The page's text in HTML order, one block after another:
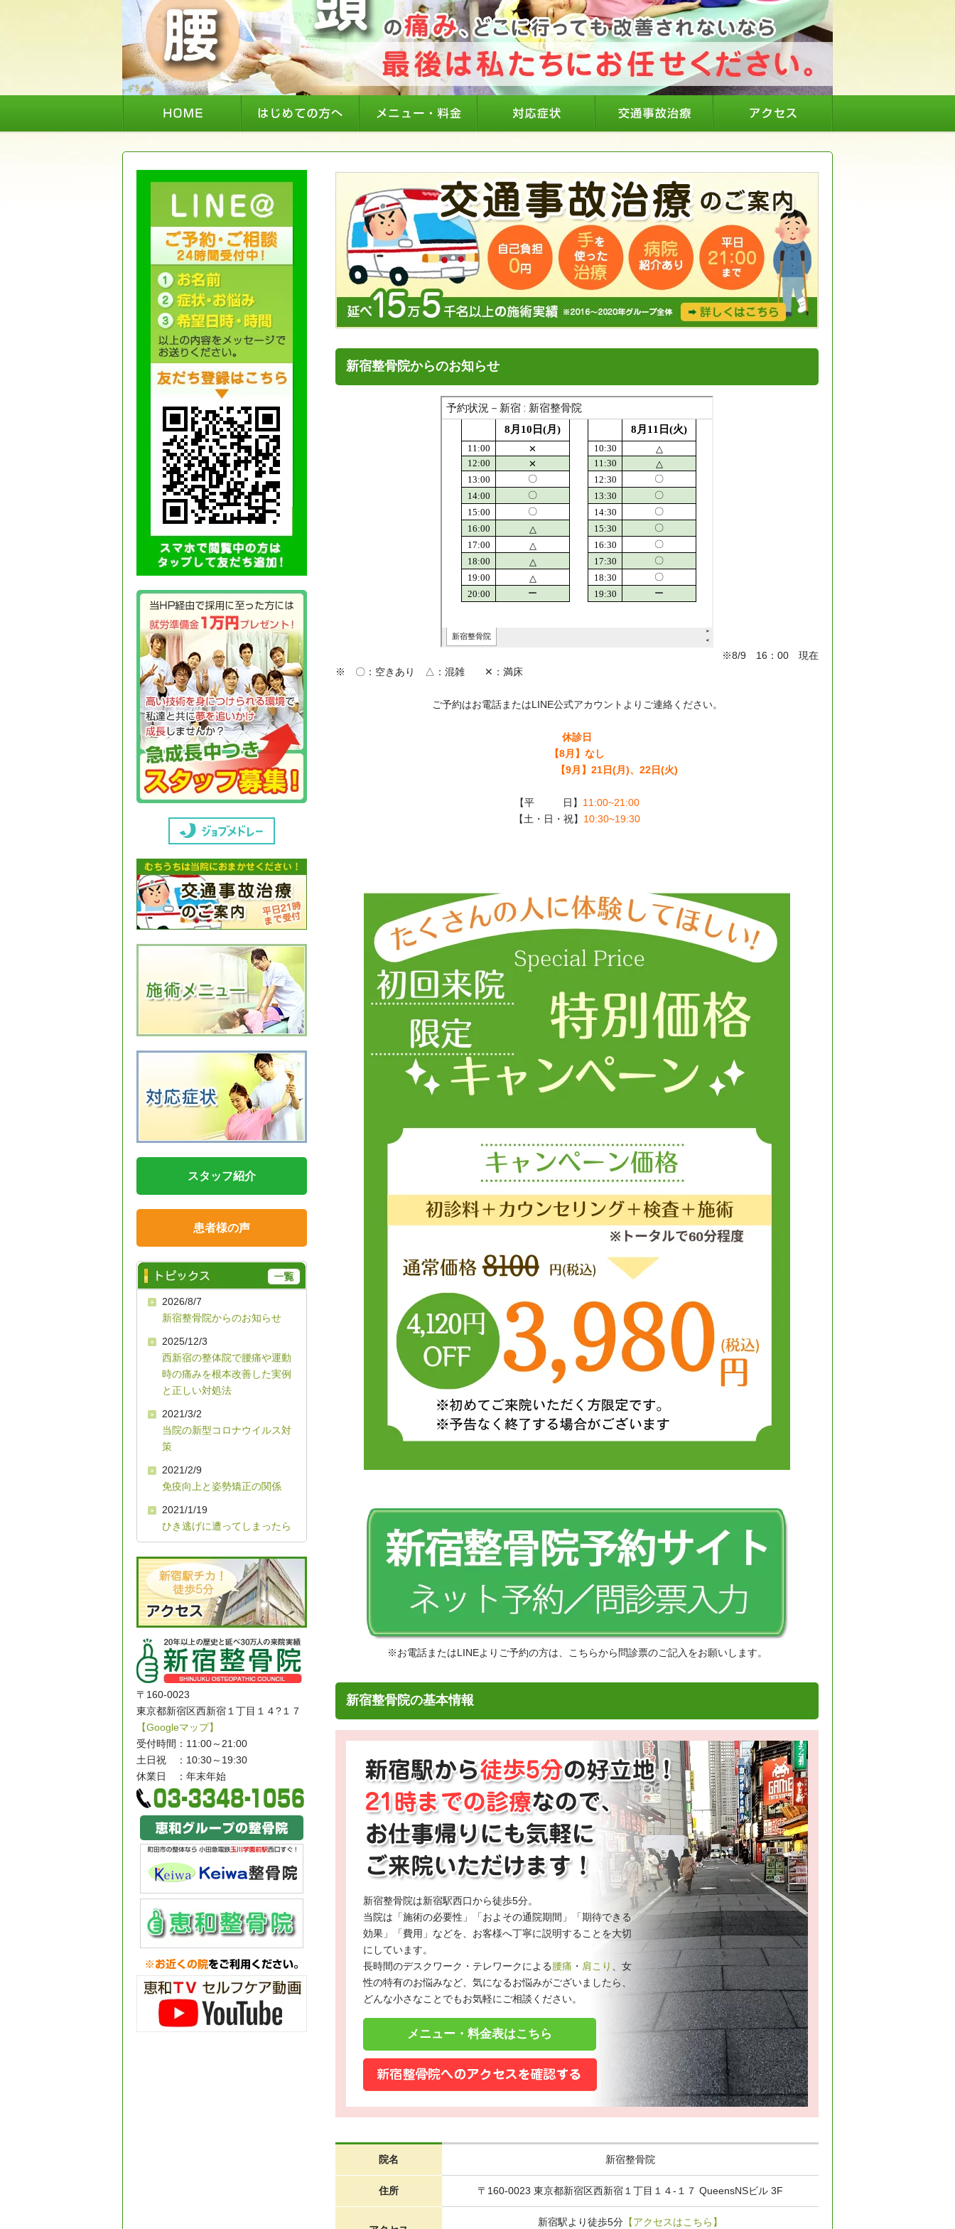
新宿整骨院からのお知らせ
※8/9 16：00 現在
※ 〇：空きあり △：混雑 ✕：満床
ご予約はお電話またはLINE公式アカウントよりご連絡ください。
休診日
【8月】 なし
【9月】 21日(月)、22日(火)
【平 日】 11:00~21:00
【土・日・祝】 10:30~19:30
※お電話またはLINEよりご予約の方は、こちらから問診票のご記入をお願いします。
新宿整骨院の基本情報
新宿整骨院は新宿駅西口から徒歩5分。
当院は「施術の必要性」「およその通院期間」「期待できる
効果」「費用」などを、お客様へ丁寧に説明することを大切
にしています。
長時間のデスクワーク・テレワークによる腰痛 ・ 肩こり
、女
性の特有のお悩みなど、気になるお悩みがございましたら、
どんな小さなことでもお気軽にご相談ください。
メニュー・料金表はこちら
院名 新宿整骨院
住所 〒160-0023 東京都新宿区西新宿１丁目１４-１７ QueensNSビル 3F
新宿駅より徒歩5分 【アクセスはこちら】
スタッフ紹介
患者様の声
2026/8/7
新宿整骨院からのお知らせ
2025/12/3
西新宿の整体院で腰痛や運動
時の痛みを根本改善した実例
と正しい対処法
2021/3/2
当院の新型コロナウイルス対
策
2021/2/9
免疫向上と姿勢矯正の関係
2021/1/19
ひき逃げに遭ってしまったら
〒160-0023
東京都新宿区西新宿１丁目１４?１７
【Googleマップ】
受付時間：11:00～21:00
土日祝 ：10:30～19:30
休業日 ：年末年始